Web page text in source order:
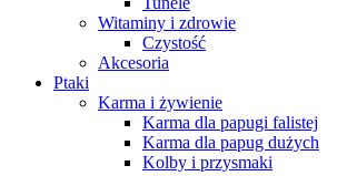
Witaminy i zdrowie
Czystość
Akcesoria
Ptaki
Karma i żywienie
Karma dla papugi falistej
Karma dla papug dużych
Kolby i przysmaki